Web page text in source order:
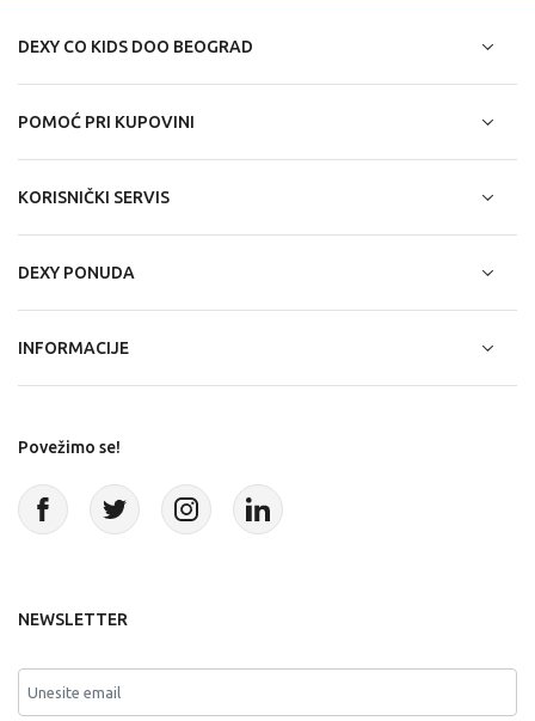
DEXY CO KIDS DOO BEOGRAD
POMOĆ PRI KUPOVINI
KORISNIČKI SERVIS
DEXY PONUDA
INFORMACIJE
Povežimo se!
NEWSLETTER